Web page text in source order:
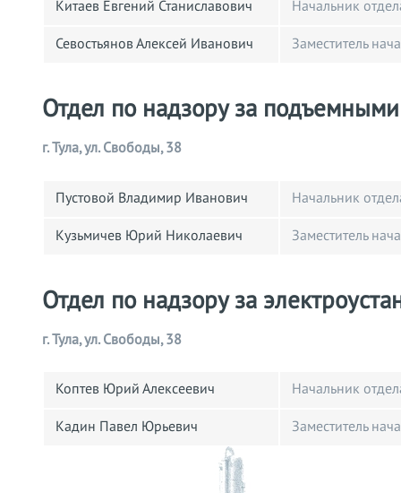
Китаев Евгений Станиславович Начальник
Севостьянов Алексей Иванович Заместитель
Отдел по надзору за
г. Тула, ул. Свободы, 38
Пустовой Владимир Иванович Начальник
Кузьмичев Юрий Николаевич Заместитель
Отдел по надзору за
г. Тула, ул. Свободы, 38
Коптев Юрий Алексеевич Начальник
Кадин Павел Юрьевич Заместитель